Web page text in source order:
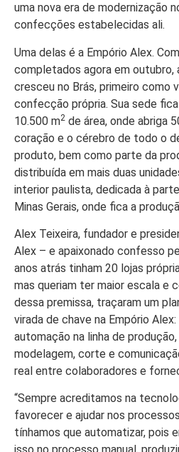
uma nova era de modernização
confecções estabelecidas ali.
Uma delas é a Empório Alex.
completados agora em outubro,
cresceu no Brás, primeiro como
confecção própria. Sua sede
10.500 m2 de área, onde abriga
coração e o cérebro de todo o
produto, bem como parte da
distribuída em mais duas
interior paulista, dedicada à
Minas Gerais, onde fica a
Alex Teixeira, fundador e
Alex – e apaixonado confesso
anos atrás tinham 20 lojas
mas queriam ter maior escala e
dessa premissa, traçaram um
virada de chave na Empório
automação na linha de
modelagem, corte e
real entre colaboradores e
“Sempre acreditamos na
favorecer e ajudar nos
tínhamos que automatizar, pois